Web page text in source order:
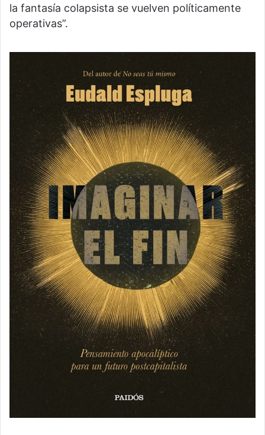
la fantasía colapsista se vuelven políticamente
operativas”.